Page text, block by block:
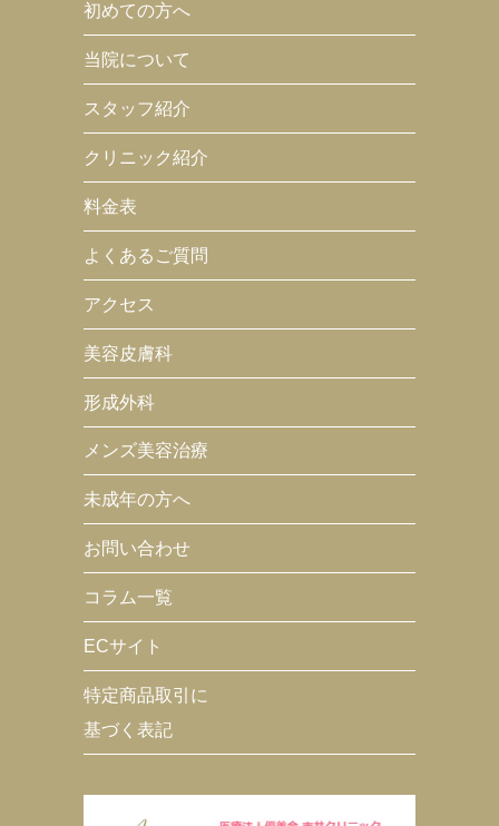
初めての方へ
当院について
スタッフ紹介
クリニック紹介
料金表
よくあるご質問
アクセス
美容皮膚科
形成外科
メンズ美容治療
未成年の方へ
お問い合わせ
コラム一覧
ECサイト
特定商品取引に
基づく表記